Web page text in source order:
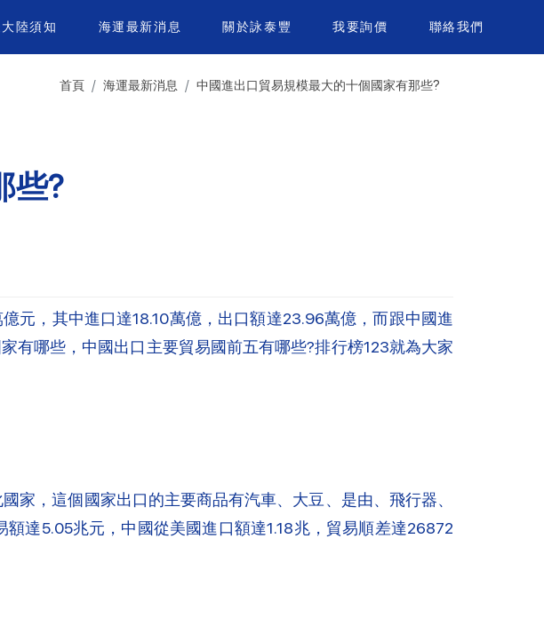
陸須知 海運最新消息 關於詠泰豐 我要詢價 聯絡我們
首頁 海運最新消息 中國進出口貿易規模最大的十個國家有那些?
些?
元，其中進口達18.10萬億，出口額達23.96萬億，而跟中國進
有哪些，中國出口主要貿易國前五有哪些?排行榜123就為大家
家，這個國家出口的主要商品有汽車、大豆、是由、飛行器、
達5.05兆元，中國從美國進口額達1.18兆，貿易順差達26872